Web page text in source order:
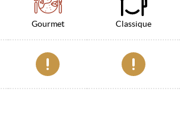
Gourmet Classique